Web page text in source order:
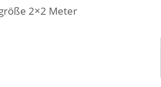
2×2 Meter